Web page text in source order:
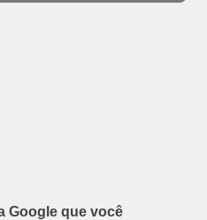
Google que você